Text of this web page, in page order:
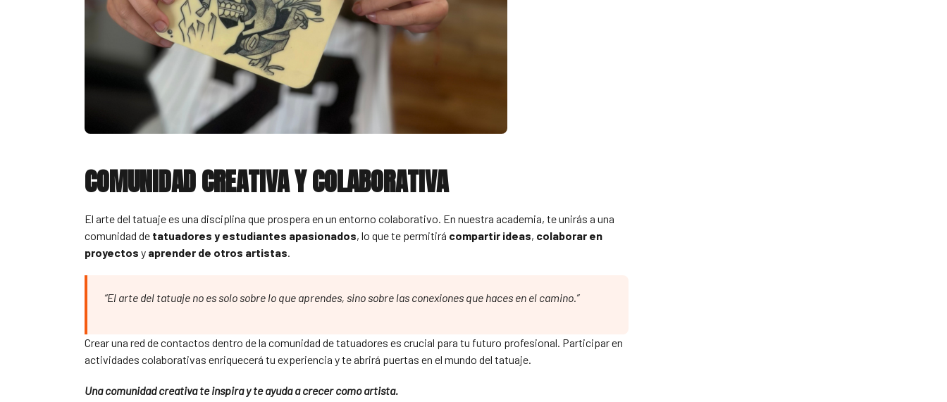
COMUNIDAD CREATIVA Y COLABORATIVA
El arte del tatuaje es una disciplina que prospera en un entorno colaborativo. En nuestra academia, te unirás a una
comunidad de tatuadores y estudiantes apasionados, lo que te permitirá compartir ideas, colaborar en
proyectos y aprender de otros artistas.
“El arte del tatuaje no es solo sobre lo que aprendes, sino sobre las conexiones que haces en el camino.”
Crear una red de contactos dentro de la comunidad de tatuadores es crucial para tu futuro profesional. Participar en
actividades colaborativas enriquecerá tu experiencia y te abrirá puertas en el mundo del tatuaje.
Una comunidad creativa te inspira y te ayuda a crecer como artista.